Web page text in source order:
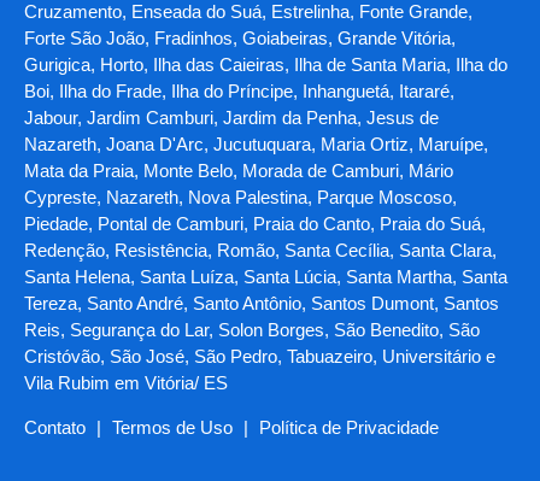
Cruzamento, Enseada do Suá, Estrelinha, Fonte Grande,
Forte São João, Fradinhos, Goiabeiras, Grande Vitória,
Gurigica, Horto, Ilha das Caieiras, Ilha de Santa Maria, Ilha do
Boi, Ilha do Frade, Ilha do Príncipe, Inhanguetá, Itararé,
Jabour, Jardim Camburi, Jardim da Penha, Jesus de
Nazareth, Joana D'Arc, Jucutuquara, Maria Ortiz, Maruípe,
Mata da Praia, Monte Belo, Morada de Camburi, Mário
Cypreste, Nazareth, Nova Palestina, Parque Moscoso,
Piedade, Pontal de Camburi, Praia do Canto, Praia do Suá,
Redenção, Resistência, Romão, Santa Cecília, Santa Clara,
Santa Helena, Santa Luíza, Santa Lúcia, Santa Martha, Santa
Tereza, Santo André, Santo Antônio, Santos Dumont, Santos
Reis, Segurança do Lar, Solon Borges, São Benedito, São
Cristóvão, São José, São Pedro, Tabuazeiro, Universitário e
Vila Rubim em Vitória/ ES
Contato | Termos de Uso | Política de Privacidade